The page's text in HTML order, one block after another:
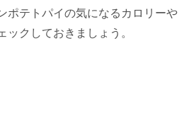
ポテトパイの気になるカロリーや
ックしておきましょう。